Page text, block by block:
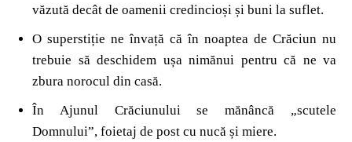
văzută decât de oamenii credincioși și buni la suflet.
O superstiție ne învață că în noaptea de Crăciun nu
trebuie să deschidem ușa nimănui pentru că ne va
zbura norocul din casă.
În Ajunul Crăciunului se mănâncă „scutele
Domnului”, foietaj de post cu nucă și miere.